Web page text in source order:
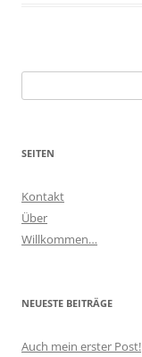
nach:
SEITEN
Kontakt
Über
Willkommen…
NEUESTE BEITRÄGE
Auch mein erster Post!